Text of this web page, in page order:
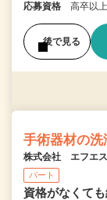
応募資格 高卒以
後で見る
手術器材の洗
株式会社 エフエ
パート
資格がなくて